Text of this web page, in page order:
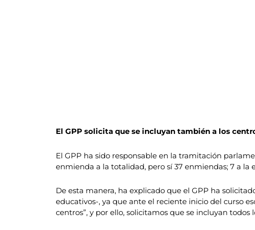
El GPP solicita que se incluyan también a los
El GPP ha sido responsable en la tramitación
enmienda a la totalidad, pero sí 37 enmiendas; 7 a la
De esta manera, ha explicado que el GPP ha
educativos-, ya que ante el reciente inicio del curso
centros”, y por ello, solicitamos que se incluyan